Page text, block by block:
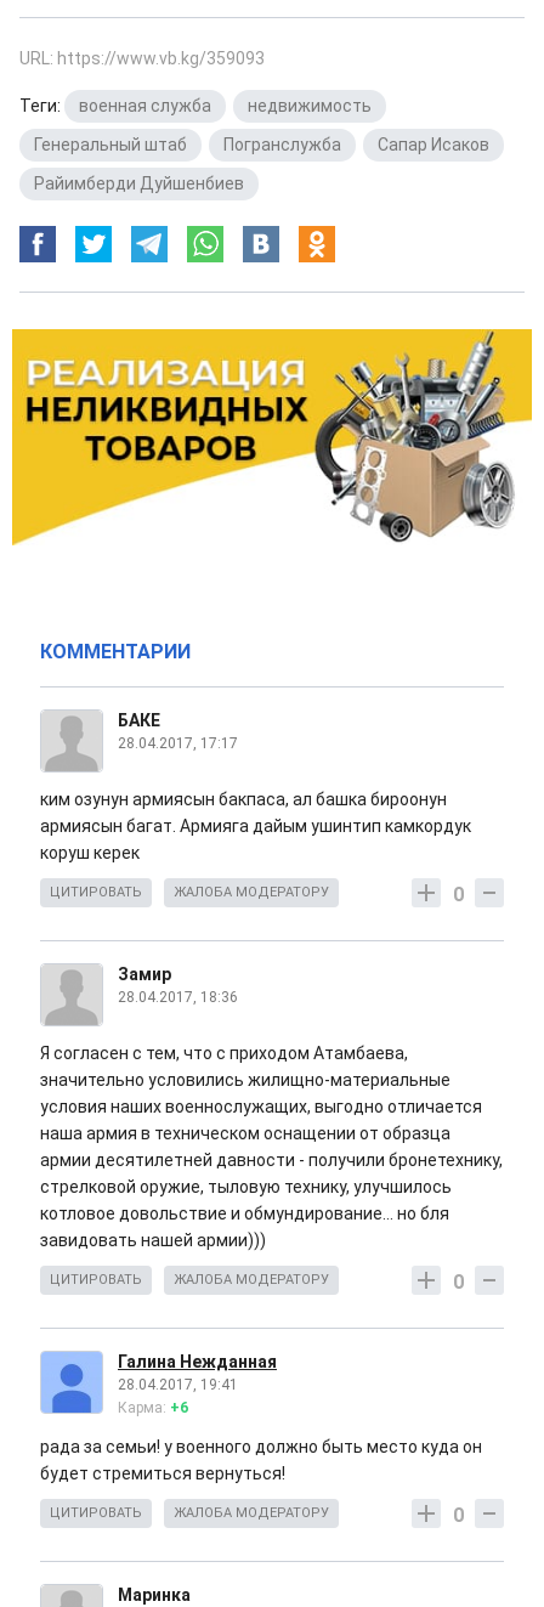
URL: https://www.vb.kg/359093
Теги: военная служба недвижимость
Генеральный штаб
Погранслужба Сапар Исаков
Райимберди Дуйшенбиев
КОММЕНТАРИИ
БАКЕ
28.04.2017, 17:17
ким озунун армиясын бакпаса, ал башка бироонун
армиясын багат. Армияга дайым ушинтип камкордук
коруш керек
0
ЦИТИРОВАТЬ ЖАЛОБА МОДЕРАТОРУ
Замир
28.04.2017, 18:36
Я согласен с тем, что с приходом Атамбаева,
значительно условились жилищно-материальные
условия наших военнослужащих, выгодно отличается
наша армия в техническом оснащении от образца
армии десятилетней давности - получили бронетехнику,
стрелковой оружие, тыловую технику, улучшилось
котловое довольствие и обмундирование... но бля
завидовать нашей армии)))
0
ЦИТИРОВАТЬ ЖАЛОБА МОДЕРАТОРУ
Галина Нежданная
28.04.2017, 19:41
Карма: +6
рада за семьи! у военного должно быть место куда он
будет стремиться вернуться!
0
ЦИТИРОВАТЬ ЖАЛОБА МОДЕРАТОРУ
Маринка